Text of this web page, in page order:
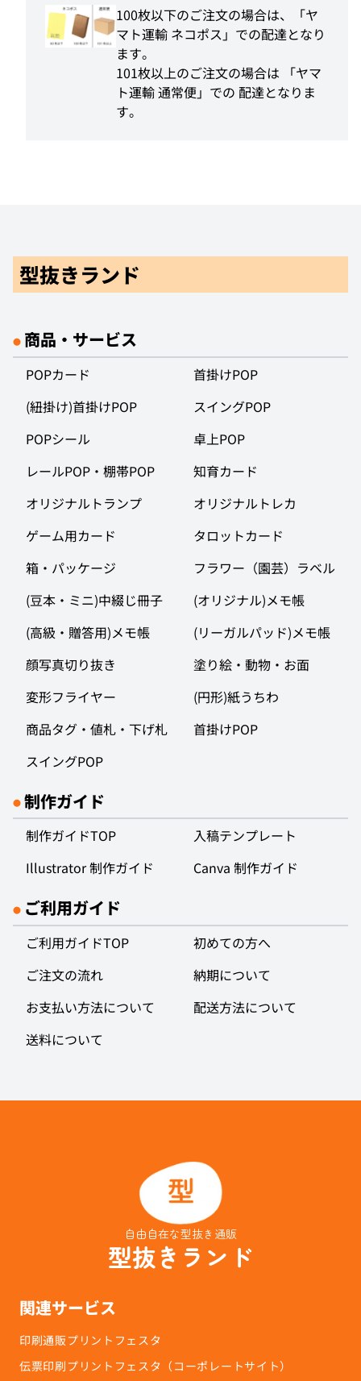
100枚以下のご注文の場合は、「ヤ
マト運輸 ネコポス」での配達となり
ます。
101枚以上のご注文の場合は 「ヤマ
ト運輸 通常便」での 配達となりま
す。
型抜きランド
● 商品・サービス
POPカード
首掛けPOP
(紐掛け)首掛けPOP
スイングPOP
POPシール
卓上POP
レールPOP・棚帯POP
知育カード
オリジナルトランプ
オリジナルトレカ
ゲーム用カード
タロットカード
箱・パッケージ
フラワー（園芸）ラベル
(豆本・ミニ)中綴じ冊子
(オリジナル)メモ帳
(高級・贈答用)メモ帳
(リーガルパッド)メモ帳
顔写真切り抜き
塗り絵・動物・お面
変形フライヤー
(円形)紙うちわ
商品タグ・値札・下げ札
首掛けPOP
スイングPOP
● 制作ガイド
制作ガイドTOP
入稿テンプレート
Illustrator 制作ガイド
Canva 制作ガイド
● ご利用ガイド
ご利用ガイドTOP
初めての方へ
ご注文の流れ
納期について
お支払い方法について
配送方法について
送料について
自由自在な型抜き通販
型抜きランド
関連サービス
印刷通販プリントフェスタ
伝票印刷プリントフェスタ（コーポレートサイト）